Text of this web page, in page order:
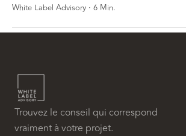
White Label Advisory · 6 Min.
Trouvez le conseil qui correspond
vraiment à votre projet.